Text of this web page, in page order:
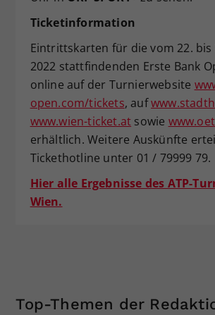
Ticketinformation
Eintrittskarten für die vom 22. bis
2022 stattfindenden Erste Bank
online auf der Turnierwebsite
open.com/tickets, auf
www.wien-ticket.at sowie
erhältlich. Weitere Auskünfte
Tickethotline unter 01 / 79999 79.
Hier alle Ergebnisse des ATP-
Wien.
Top-Themen der